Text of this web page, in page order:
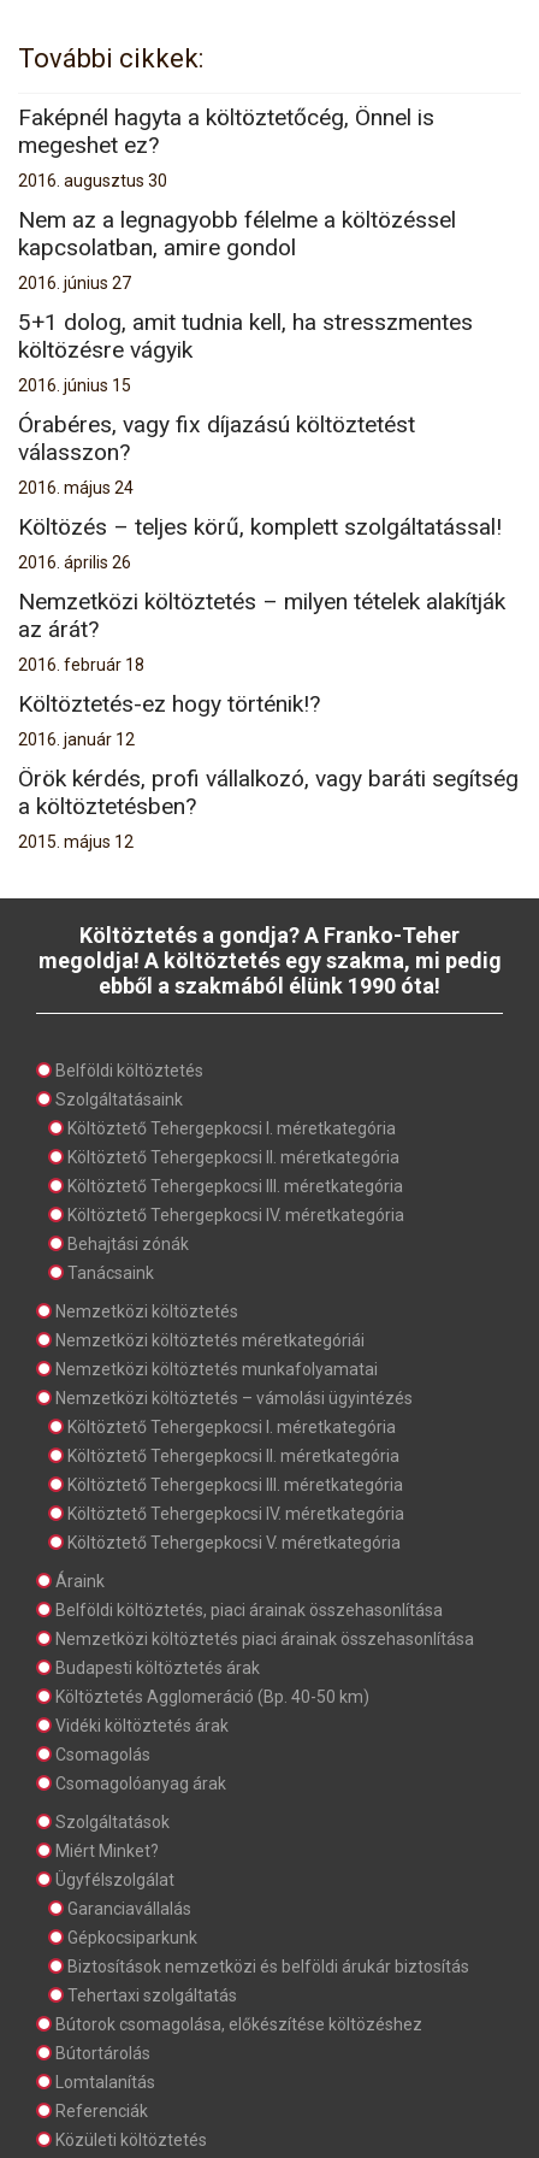
További cikkek:
Faképnél hagyta a költöztetőcég, Önnel is
megeshet ez?
2016. augusztus 30
Nem az a legnagyobb félelme a költözéssel
kapcsolatban, amire gondol
2016. június 27
5+1 dolog, amit tudnia kell, ha stresszmentes
költözésre vágyik
2016. június 15
Órabéres, vagy fix díjazású költöztetést
válasszon?
2016. május 24
Költözés – teljes körű, komplett szolgáltatással!
2016. április 26
Nemzetközi költöztetés – milyen tételek alakítják
az árát?
2016. február 18
Költöztetés-ez hogy történik!?
2016. január 12
Örök kérdés, profi vállalkozó, vagy baráti segítség
a költöztetésben?
2015. május 12
Költöztetés a gondja? A Franko-Teher
megoldja! A költöztetés egy szakma, mi pedig
ebből a szakmából élünk 1990 óta!
Belföldi költöztetés
Szolgáltatásaink
Költöztető Tehergepkocsi I. méretkategória
Költöztető Tehergepkocsi II. méretkategória
Költöztető Tehergepkocsi III. méretkategória
Költöztető Tehergepkocsi IV. méretkategória
Behajtási zónák
Tanácsaink
Nemzetközi költöztetés
Nemzetközi költöztetés méretkategóriái
Nemzetközi költöztetés munkafolyamatai
Nemzetközi költöztetés – vámolási ügyintézés
Költöztető Tehergepkocsi I. méretkategória
Költöztető Tehergepkocsi II. méretkategória
Költöztető Tehergepkocsi III. méretkategória
Költöztető Tehergepkocsi IV. méretkategória
Költöztető Tehergepkocsi V. méretkategória
Áraink
Belföldi költöztetés, piaci árainak összehasonlítása
Nemzetközi költöztetés piaci árainak összehasonlítása
Budapesti költöztetés árak
Költöztetés Agglomeráció (Bp. 40-50 km)
Vidéki költöztetés árak
Csomagolás
Csomagolóanyag árak
Szolgáltatások
Miért Minket?
Ügyfélszolgálat
Garanciavállalás
Gépkocsiparkunk
Biztosítások nemzetközi és belföldi árukár biztosítás
Tehertaxi szolgáltatás
Bútorok csomagolása, előkészítése költözéshez
Bútortárolás
Lomtalanítás
Referenciák
Közületi költöztetés